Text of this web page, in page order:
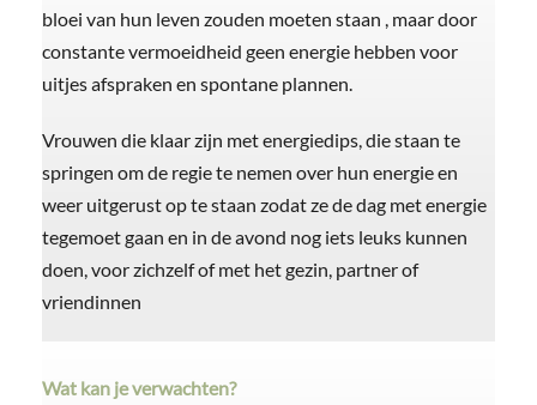
bloei van hun leven zouden moeten staan , maar door
constante vermoeidheid geen energie hebben voor
uitjes afspraken en spontane plannen.
Vrouwen die klaar zijn met energiedips, die staan te
springen om de regie te nemen over hun energie en
weer uitgerust op te staan zodat ze de dag met energie
tegemoet gaan en in de avond nog iets leuks kunnen
doen, voor zichzelf of met het gezin, partner of
vriendinnen
Wat kan je verwachten?